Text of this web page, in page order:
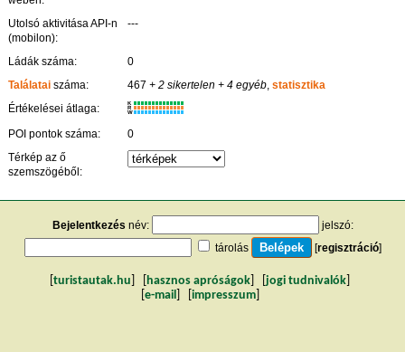
Utolsó aktivitása API-n
(mobilon):
---
Ládák száma:
0
Találatai száma: 467 + 2 sikertelen + 4 egyéb ,statisztika
Értékelései átlaga:
K
R
W
POI pontok száma:
0
Térkép az ő
szemszögéből:
Bejelentkezés név:
jelszó:
tárolás
[regisztráció]
turistautak.hu hasznos apróságok jogi tudnivalók
e-mail impresszum]